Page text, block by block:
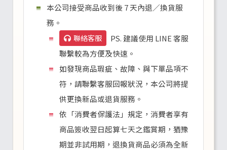
本公司接受商品收到後 7 天內退／換貨服
務。
聯絡客服
PS. 建議使用 LINE 客服
聯繫較為方便及快速。
如發現商品瑕疵、故障、與下單品項不
符，請聯繫客服回報狀況，本公司將提
供更換新品或退貨服務。
依「消費者保護法」規定，消費者享有
商品簽收翌日起算七天之鑑賞期，猶豫
期並非試用期，退換貨商品必須為全新